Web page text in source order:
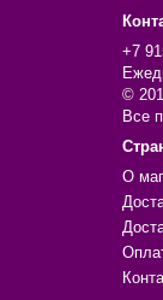
+7
©
Все
О